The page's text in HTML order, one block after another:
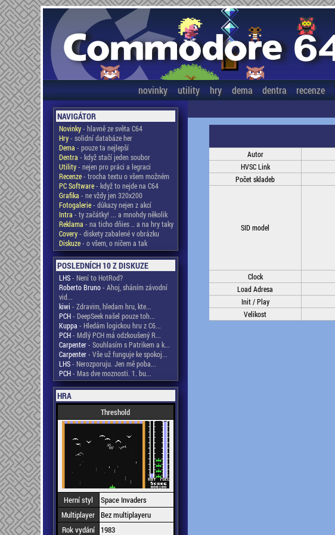
novinky utility hry dema dentra recenze
NAVIGÁTOR
Novinky- hlavně ze světa C64
Hry- solidní databáze her
Dema - pouze ta nejlepší
Dentra - když stačí jeden soubor
Utility- nejen pro práci a legraci
Recenze- trocha textu o všem možném
PC Software- když to nejde na C64
Grafika - ne vždy jen 320x200
Fotogalerie- důkazy nejen z akcí
Intra - ty začátky! ... a mnohdy několik
Reklama - na ticho dňies .. a na hry taky
Covery- diskety zabalené v obrázku
Diskuze- o všem, o ničem a tak
POSLEDNÍCH 10 Z DISKUZE
LHS- Není to HotRod?
Roberto Bruno- Ahoj, sháním závodní
vid...
kiwi - Zdravim, hledam hru, kte...
PCH- DeepSeek našel pouze toh...
Kuppa - Hledám logickou hru z C6...
PCH- Mdlý PCH má odzkoušený R...
Carpenter- Souhlasím s Patrikem a k...
Carpenter- Vše už funguje ke spokoj...
LHS- Nerozporuju. Jen mě poba...
PCH- Mas dve moznosti. 1. bu...
HRA
Threshold
Herní styl
Space Invaders
Multiplayer Bez multiplayeru
Rok vydání
1983
Autor
HVSC Link
Počet skladeb
SID model
Clock
Load Adresa
Init / Play
Velikost